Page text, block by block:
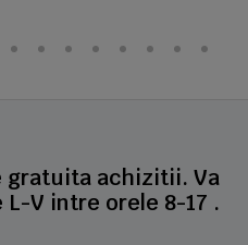
gratuita achizitii. Va
V intre orele 8-17 .